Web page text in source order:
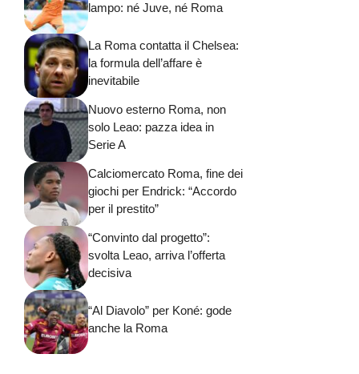
lampo: né Juve, né Roma
La Roma contatta il Chelsea:
la formula dell’affare è
inevitabile
Nuovo esterno Roma, non
solo Leao: pazza idea in
Serie A
Calciomercato Roma, fine dei
giochi per Endrick: “Accordo
per il prestito”
“Convinto dal progetto”:
svolta Leao, arriva l’offerta
decisiva
“Al Diavolo” per Koné: gode
anche la Roma